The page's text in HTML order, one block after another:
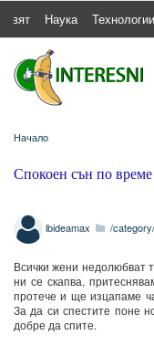
Свят Наука Технологии
Начало
Спокоен сън по
lbideamax /
Всички жени недолюбват
ни се скапва,
протече и ще изцапаме
За да си спестите поне
добре да спите.